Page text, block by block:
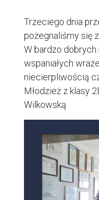
Trzeciego dnia
pożegnaliśmy się z
W bardzo dobrych
wspaniałych
niecierpliwością
Młodzież z klasy
Wilkowską